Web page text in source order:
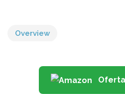
Overview